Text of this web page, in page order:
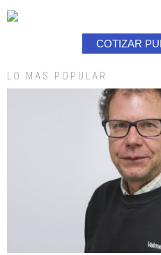
COTIZAR
LO MAS POPULAR